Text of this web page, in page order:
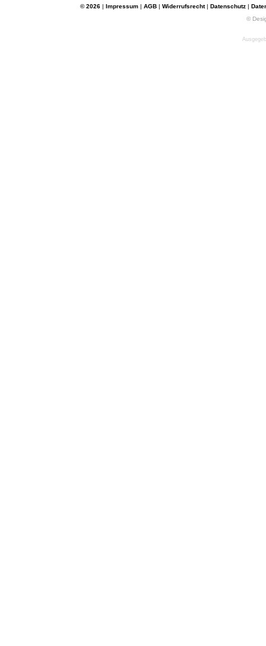
© 2026 | Impressum | AGB | Widerrufsrecht| Datenschutz |
©